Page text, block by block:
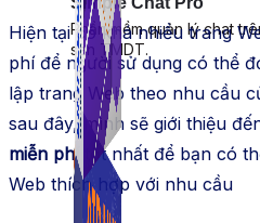
Phần mềm quản lý chat
sàn TMDT.
Hiện tại có khá nhiều trang
phí để người sử dụng có thể
lập trang Web theo nhu cầu
sau đây, mình sẽ giới thiệu
miễn phí tốt nhất để bạn có
Web thích hợp với nhu cầu